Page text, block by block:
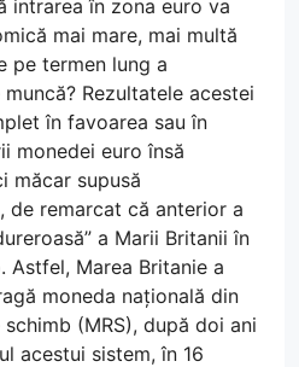
intrarea în zona euro va
mai mare, mai multă
pe termen lung a
Rezultatele acestei
în favoarea sau în
monedei euro însă
măcar supusă
de remarcat că anterior a
a Marii Britanii în
Marea Britanie a
moneda națională din
(MRS), după doi ani
acestui sistem, în 16